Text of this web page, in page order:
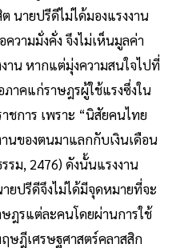
นายปรีดีไม่ได้มองแรงงาน
วามมั่งคั่ง จึงไม่เห็นมูลค่า
าน หากแต่มุ่งความสนใจไปที่
ภาคแก่ราษฎรผู้ใช้แรงซึ่งใน
ชการ เพราะ “นิสัยคนไทย
นของตนมาแลกกับเงินเดือน
รม, 2476) ดังนั้นแรงงาน
ยปรีดีจึงไม่ได้มีจุดหมายที่จะ
ษฎรแต่ละคนโดยผ่านการใช้
ษฎีเศรษฐศาสตร์คลาสสิก